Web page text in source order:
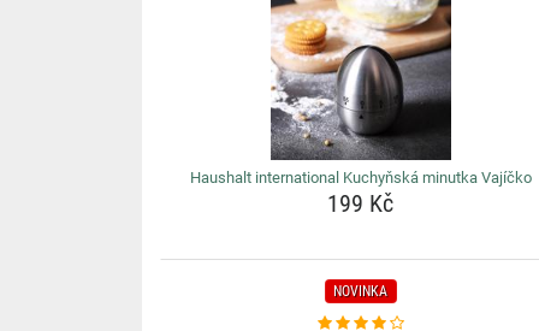
Haushalt international Kuchyňská minutka Vajíčko
199 Kč
NOVINKA